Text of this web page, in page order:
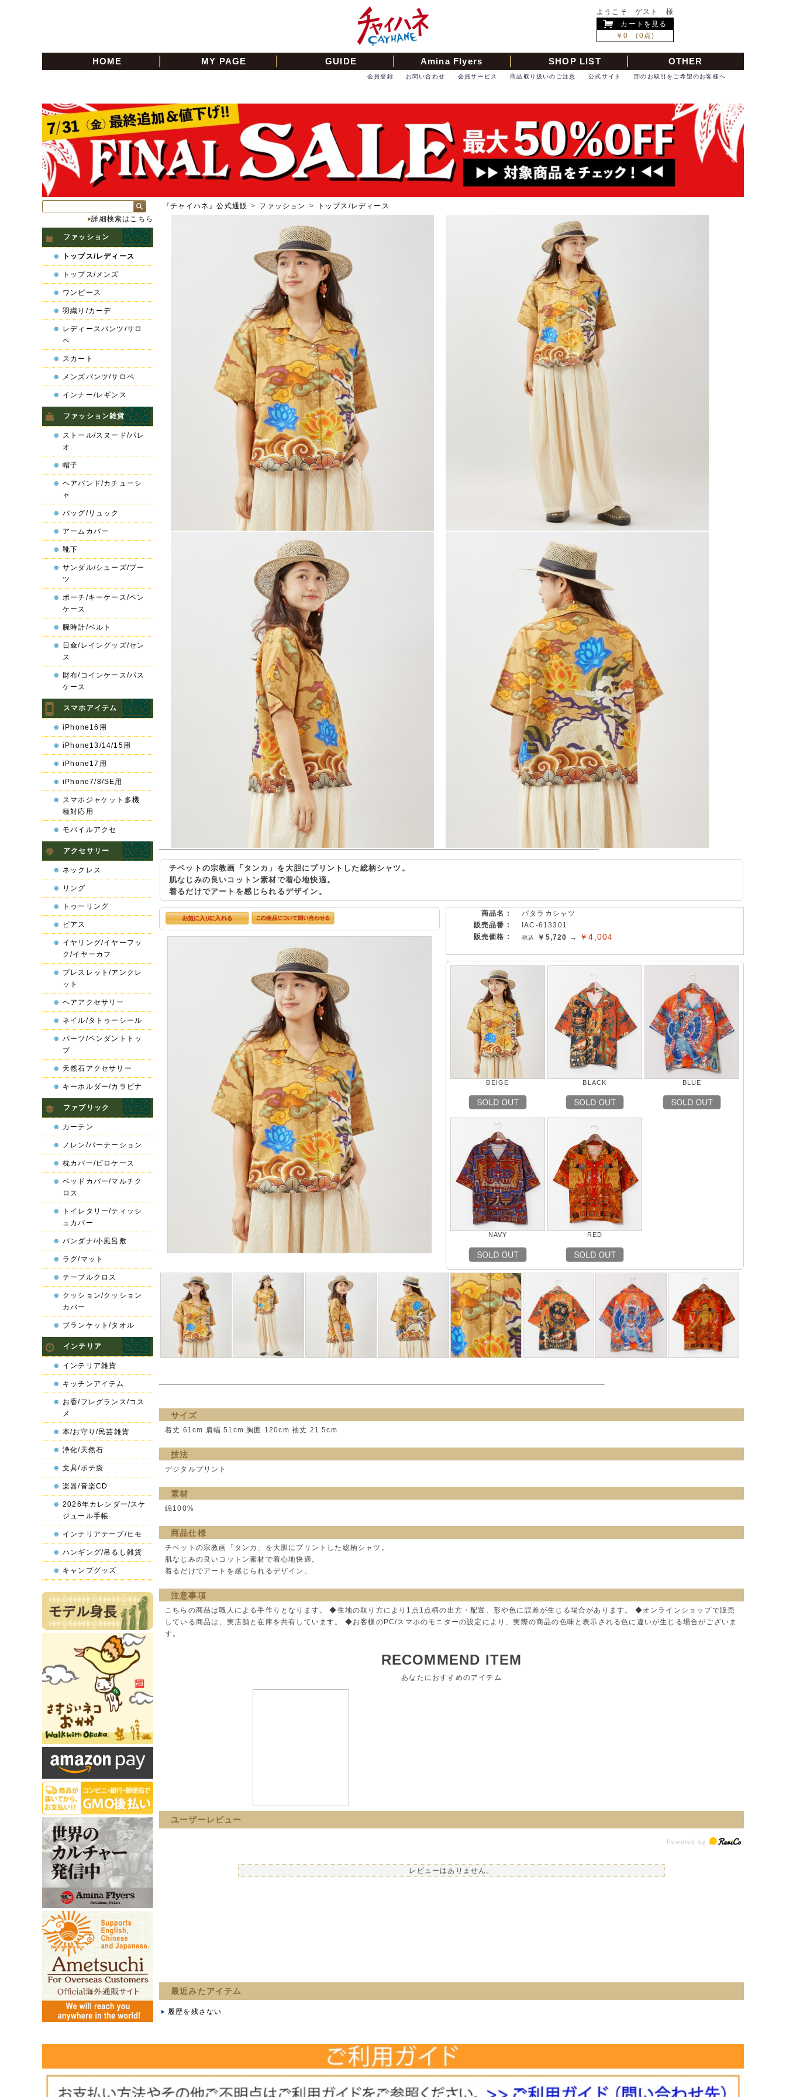
ようこそ ゲスト 様
カートを見る
￥0 (0点)
HOME MY PAGE GUIDE Amina Flyers SHOP LIST OTHER
卸のお取引をご希望のお客様へ
公式サイト
商品取り扱いのご注意
会員サービス
お問い合わせ
会員登録
『チャイハネ』公式通販 > ファッション > トップス/レディース
チベットの宗教画「タンカ」を大胆にプリントした総柄シャツ。
肌なじみの良いコットン素材で着心地快適。
着るだけでアートを感じられるデザイン。
商品名 :
パタラカシャツ
販売品番 :
IAC-613301
販売価格 :
￥5,720 → ￥4,004
BEIGE BLACK BLUE
NAVY RED
サイズ
着丈 61cm 肩幅 51cm 胸囲 120cm 袖丈 21.5cm
技法
デジタルプリント
素材
綿100%
商品仕様
チベットの宗教画「タンカ」を大胆にプリントした総柄シャツ。
肌なじみの良いコットン素材で着心地快適。
着るだけでアートを感じられるデザイン。
注意事項
こちらの商品は職人による手作りとなります。 ◆生地の取り方により1点1点柄の出方・配置、形や色に誤差が生じる場合があります。 ◆オンラインショップで販売
している商品は、実店舗と在庫を共有しています。 ◆お客様のPC/スマホのモニターの設定により、実際の商品の色味と表示される色に違いが生じる場合がございま
す。
RECOMMEND ITEM
あなたにおすすめのアイテム
ユーザーレビュー
レビューはありません。
最近みたアイテム
履歴を残さない
詳細検索はこちら
ファッション
トップス/レディース
トップス/メンズ
ワンピース
羽織り/カーデ
レディースパンツ/サロ
ペ
スカート
メンズパンツ/サロペ
インナー/レギンス
ファッション雑貨
ストール/スヌード/パレ
オ
帽子
ヘアバンド/カチューシ
ャ
バッグ/リュック
アームカバー
靴下
サンダル/シューズ/ブー
ツ
ポーチ/キーケース/ペン
ケース
腕時計/ベルト
日傘/レイングッズ/セン
ス
財布/コインケース/パス
ケース
スマホアイテム
iPhone16用
iPhone13/14/15用
iPhone17用
iPhone7/8/SE用
スマホジャケット多機
種対応用
モバイルアクセ
アクセサリー
ネックレス
リング
トゥーリング
ピアス
イヤリング/イヤーフッ
ク/イヤーカフ
ブレスレット/アンクレ
ット
ヘアアクセサリー
ネイル/タトゥーシール
パーツ/ペンダントトッ
プ
天然石アクセサリー
キーホルダー/カラビナ
ファブリック
カーテン
ノレン/パーテーション
枕カバー/ピロケース
ベッドカバー/マルチク
ロス
トイレタリー/ティッシ
ュカバー
バンダナ/小風呂敷
ラグ/マット
テーブルクロス
クッション/クッション
カバー
ブランケット/タオル
インテリア
インテリア雑貨
キッチンアイテム
お香/フレグランス/コス
メ
本/お守り/民芸雑貨
浄化/天然石
文具/ポチ袋
楽器/音楽CD
2026年カレンダー/スケ
ジュール手帳
インテリアテープ/ヒモ
ハンギング/吊るし雑貨
キャンプグッズ